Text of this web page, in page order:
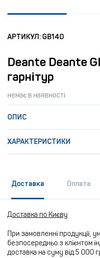
АРТИКУЛ: GB140
Deante Deante
гарнітур
немає в наявності
ОПИС
ХАРАКТЕРИСТИКИ
Доставка Оплата
Доставка по Києву
При замовленні продукції,
безпосередньо з клієнтом
доставка на суму від 5 000